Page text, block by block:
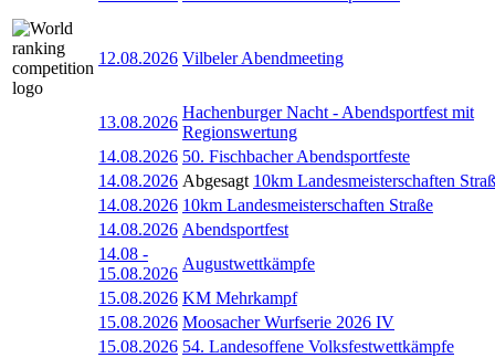
12.08.2026 Vilbeler Abendmeeting
13.08.2026
Hachenburger Nacht - Abendsportfest mit
Regionswertung
14.08.2026 50. Fischbacher Abendsportfeste
14.08.2026 Abgesagt 10km Landesmeisterschaften
14.08.2026 10km Landesmeisterschaften Straße
14.08.2026 Abendsportfest
14.08 -
15.08.2026
Augustwettkämpfe
15.08.2026 KM Mehrkampf
15.08.2026 Moosacher Wurfserie 2026 IV
15.08.2026 54. Landesoffene Volksfestwettkämpfe